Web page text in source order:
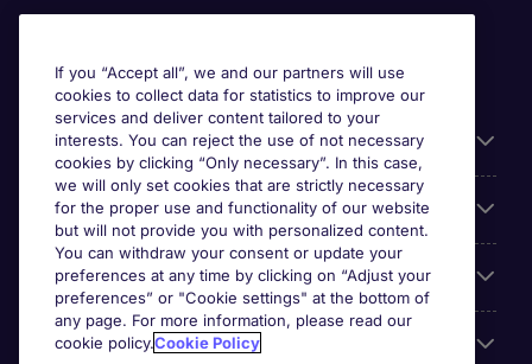
Useful information
Prix
Look for jobs in
Trends
If you “Accept all”, we and our partners will use
cookies to collect data for statistics to improve our
services and deliver content tailored to your
interests. You can reject the use of not necessary
cookies by clicking “Only necessary”. In this case,
we will only set cookies that are strictly necessary
for the proper use and functionality of our website
but will not provide you with personalized content.
You can withdraw your consent or update your
preferences at any time by clicking on “Adjust your
preferences” or "Cookie settings" at the bottom of
any page. For more information, please read our
cookie policy.Cookie Policy